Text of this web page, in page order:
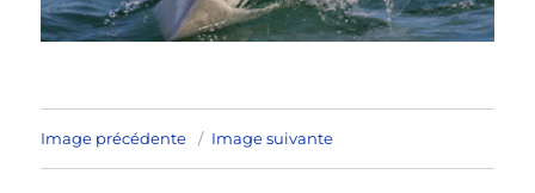
Image précédente Image suivante